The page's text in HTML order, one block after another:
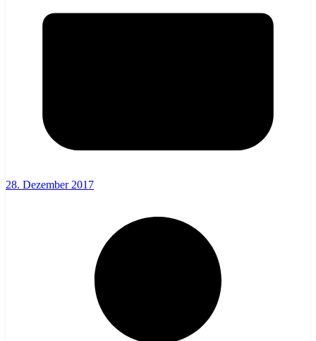
28. Dezember 2017